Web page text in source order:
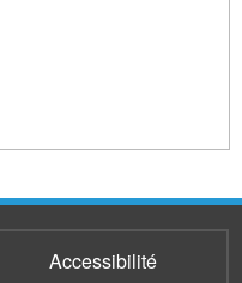
Accessibilité